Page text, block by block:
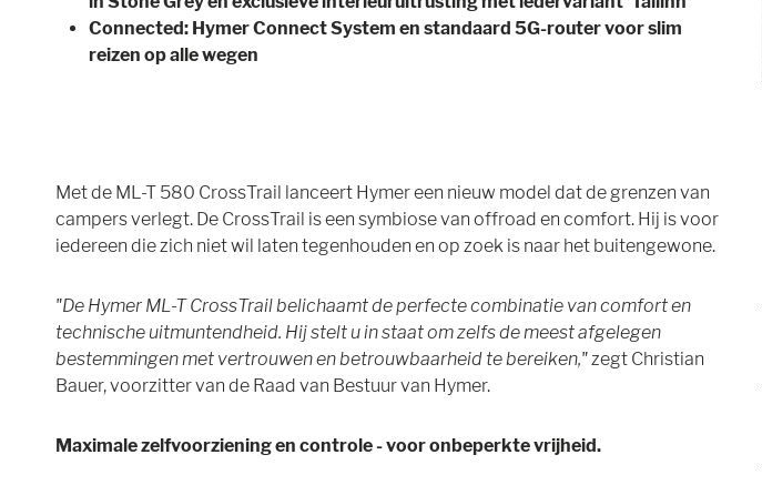
Connected: Hymer Connect System en standaard 5G-router voor slim
reizen op alle wegen
Met de ML-T 580 CrossTrail lanceert Hymer een nieuw model dat de grenzen van
campers verlegt. De CrossTrail is een symbiose van offroad en comfort. Hij is voor
iedereen die zich niet wil laten tegenhouden en op zoek is naar het buitengewone.
"De Hymer ML-T CrossTrail belichaamt de perfecte combinatie van comfort en
technische uitmuntendheid. Hij stelt u in staat om zelfs de meest afgelegen
bestemmingen met vertrouwen en betrouwbaarheid te bereiken,"zegt Christian
Bauer, voorzitter van de Raad van Bestuur van Hymer.
Maximale zelfvoorziening en controle - voor onbeperkte vrijheid.